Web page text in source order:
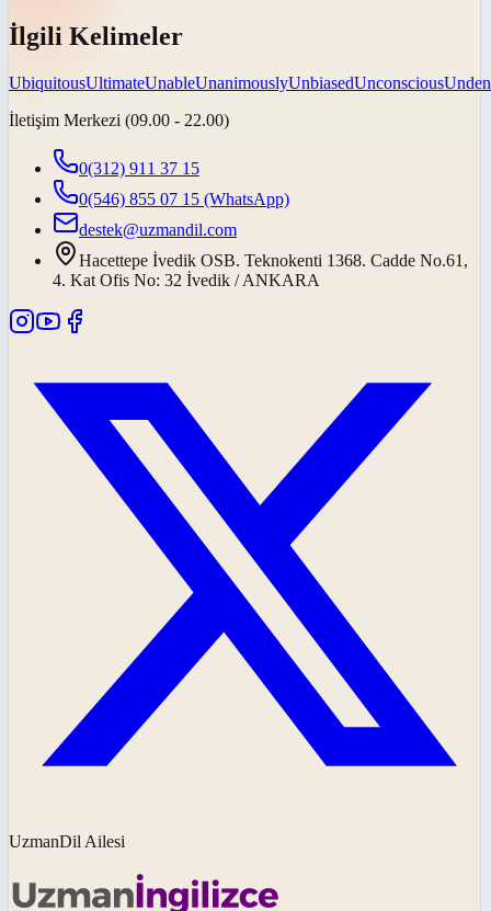
İlgili Kelimeler
UbiquitousUltimateUnableUnanimouslyUnbiasedUnconscious
İletişim Merkezi (09.00 - 22.00)
0(312) 911 37 15
0(546) 855 07 15 (WhatsApp)
destek@uzmandil.com
Hacettepe İvedik OSB. Teknokenti 1368. Cadde No.61,
4. Kat Ofis No: 32 İvedik / ANKARA
UzmanDil Ailesi